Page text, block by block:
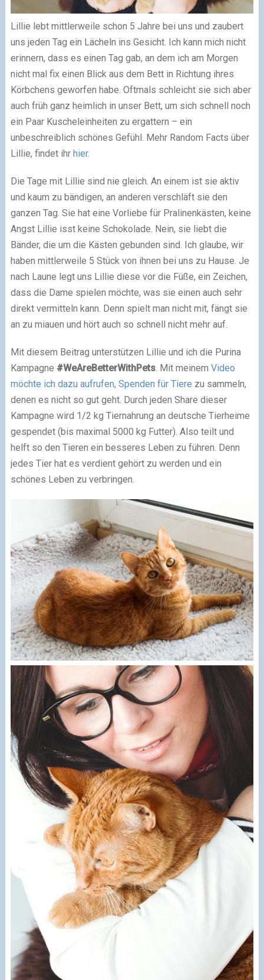
Lillie lebt mittlerweile schon 5 Jahre bei uns und zaubert
uns jeden Tag ein Lächeln ins Gesicht. Ich kann mich nicht
erinnern, dass es einen Tag gab, an dem ich am Morgen
nicht mal fix einen Blick aus dem Bett in Richtung ihres
Körbchens geworfen habe. Oftmals schleicht sie sich aber
auch früh ganz heimlich in unser Bett, um sich schnell noch
ein Paar Kuscheleinheiten zu ergattern – ein
unbeschreiblich schönes Gefühl. Mehr Random Facts über
Lillie, findet ihr hier.
Die Tage mit Lillie sind nie gleich. An einem ist sie aktiv
und kaum zu bändigen, an anderen verschläft sie den
ganzen Tag. Sie hat eine Vorliebe für Pralinenkästen, keine
Angst Lillie isst keine Schokolade. Nein, sie liebt die
Bänder, die um die Kästen gebunden sind. Ich glaube, wir
haben mittlerweile 5 Stück von ihnen bei uns zu Hause. Je
nach Laune legt uns Lillie diese vor die Füße, ein Zeichen,
dass die Dame spielen möchte, was sie einen auch sehr
direkt vermitteln kann. Denn spielt man nicht mit, fängt sie
an zu miauen und hört auch so schnell nicht mehr auf.
Mit diesem Beitrag unterstützen Lillie und ich die Purina
Kampagne #WeAreBetterWithPets. Mit meinem Video
möchte ich dazu aufrufen, Spenden für Tiere zu sammeln,
denen es nicht so gut geht. Durch jeden Share dieser
Kampagne wird 1/2 kg Tiernahrung an deutsche Tierheime
gespendet (bis maximal 5000 kg Futter) . Also teilt und
helft so den Tieren ein besseres Leben zu führen. Denn
jedes Tier hat es verdient gehört zu werden und ein
schönes Leben zu verbringen.